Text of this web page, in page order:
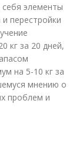
элементы
перестройки
кг за 20 дней,
на 5-10 кг за
мнению о
проблем и